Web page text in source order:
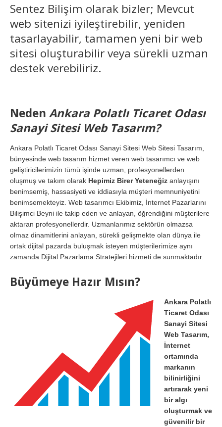
Sentez Bilişim olarak bizler; Mevcut
web sitenizi iyileştirebilir, yeniden
tasarlayabilir, tamamen yeni bir web
sitesi oluşturabilir veya sürekli uzman
destek verebiliriz.
Neden Ankara Polatlı Ticaret Odası
Sanayi Sitesi Web Tasarım?
Ankara Polatlı Ticaret Odası Sanayi Sitesi Web Sitesi Tasarım,
bünyesinde web tasarım hizmet veren web tasarımcı ve web
geliştiricilerimizin tümü işinde uzman, profesyonellerden
oluşmuş ve takım olarak Hepimiz Birer Yeteneğiz anlayışını
benimsemiş, hassasiyeti ve iddiasıyla müşteri memnuniyetini
benimsemekteyiz. Web tasarımcı Ekibimiz, İnternet Pazarlarını
Bilişimci Beyni ile takip eden ve anlayan, öğrendiğini müşterilere
aktaran profesyonellerdir. Uzmanlarımız sektörün olmazsa
olmaz dinamitlerini anlayan, sürekli gelişmekte olan dünya ile
ortak dijital pazarda buluşmak isteyen müşterilerimize aynı
zamanda Dijital Pazarlama Stratejileri hizmeti de sunmaktadır.
Büyümeye Hazır Mısın?
Ankara Polatlı
Ticaret Odası
Sanayi Sitesi
Web Tasarım,
İnternet
ortamında
markanın
bilinirliğini
artırarak yeni
bir algı
oluşturmak ve
güvenilir bir